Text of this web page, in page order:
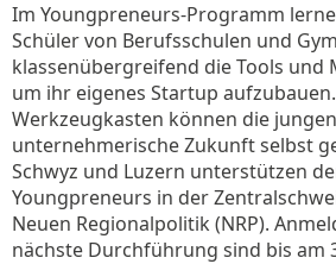
Im Youngpreneurs-Programm
Schüler von Berufsschulen und
klassenübergreifend die Tools und
um ihr eigenes Startup
Werkzeugkasten können die
unternehmerische Zukunft selbst
Schwyz und Luzern unterstützen
Youngpreneurs in der
Neuen Regionalpolitik (NRP).
nächste Durchführung sind bis am